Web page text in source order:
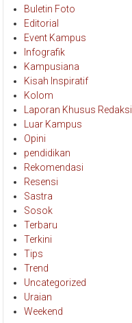
Buletin Foto
Editorial
Event Kampus
Infografik
Kampusiana
Kisah Inspiratif
Kolom
Laporan Khusus Redaksi
Luar Kampus
Opini
pendidikan
Rekomendasi
Resensi
Sastra
Sosok
Terbaru
Terkini
Tips
Trend
Uncategorized
Uraian
Weekend